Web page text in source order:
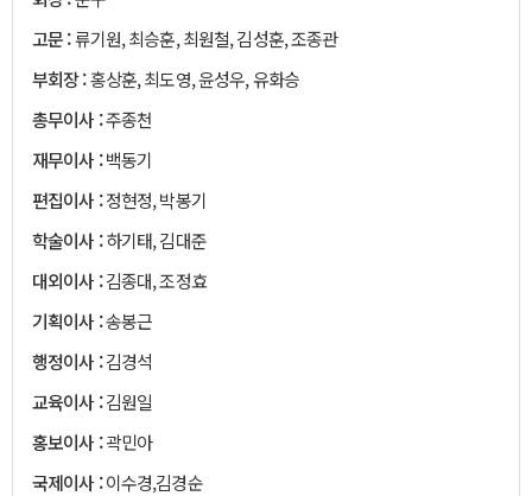
고문 :류기원, 최승훈, 최원철, 김성훈, 조종관
부회장 :홍상훈, 최도영, 윤성우, 유화승
총무이사 :주종천
재무이사 :백동기
편집이사 :정현정, 박봉기
학술이사 :하기태, 김대준
대외이사 :김종대, 조정효
기획이사 :송봉근
행정이사 :김경석
교육이사 :김원일
홍보이사 :곽민아
국제이사 :이수경,김경순